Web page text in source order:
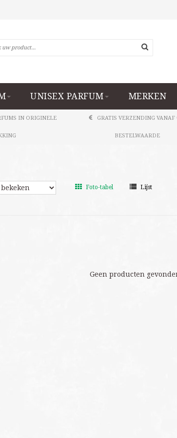
UNISEX PARFUM MERKEN
IN ORIGINELE GRATIS VERZENDING VANAF
BESTELWAARDE
Foto-tabel Lijst
Geen producten